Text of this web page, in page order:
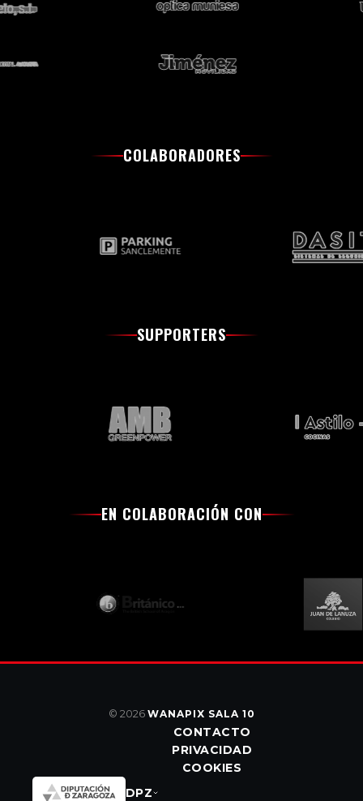
COLABORADORES
SUPPORTERS
EN COLABORACIÓN CON
© 2026 WANAPIX SALA 10
CONTACTO
PRIVACIDAD
COOKIES
DPZ